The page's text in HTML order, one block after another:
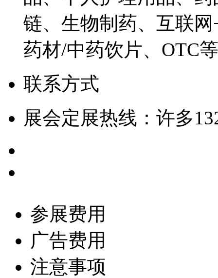
链、生物制药、互联
药材/中药饮片、OTC等
联系方式
展会定展热线：许多
参展费用
广告费用
注意事项